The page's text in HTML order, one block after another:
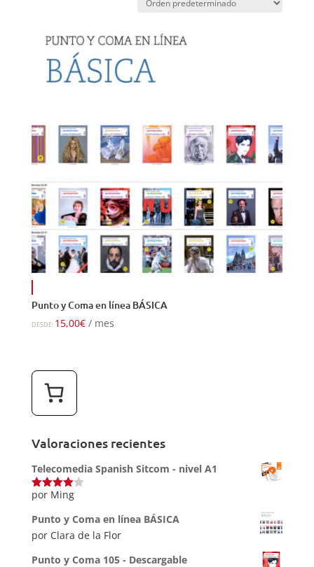
Punto y Coma en línea BÁSICA
DESDE: 15,00€ / mes
Valoraciones recientes
Telecomedia Spanish Sitcom - nivel A1
Valorado
5
por Ming
Punto y Coma en línea BÁSICA
por Clara de la Flor
Punto y Coma 105 - Descargable